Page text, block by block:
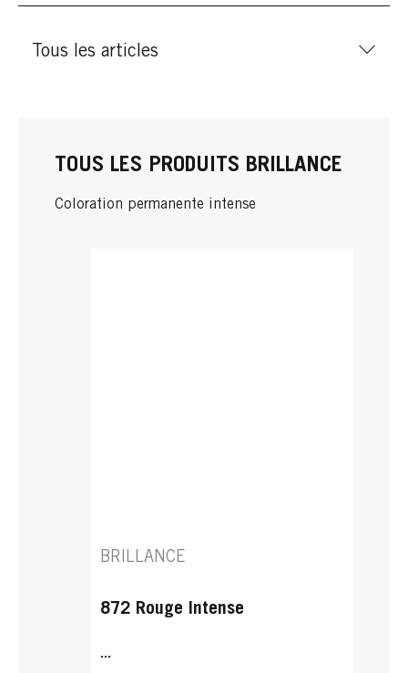
Tous les articles
TOUS LES PRODUITS BRILLANCE
Coloration permanente intense
BRILLANCE
872 Rouge Intense
...